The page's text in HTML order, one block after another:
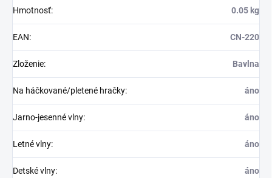
Hmotnosť: 0.05 kg
EAN: CN-220
Zloženie: Bavlna
Na háčkované/pletené hračky: áno
Jarno-jesenné vlny: áno
Letné vlny: áno
Detské vlny: áno